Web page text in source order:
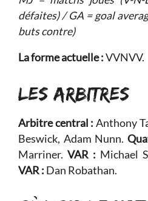
défaites) / GA = goal
buts contre)
La forme actuelle :VVNVV.
LES ARBITRES
Arbitre central : Anthony
Beswick, Adam Nunn.
Marriner. VAR : Michael
VAR : Dan Robathan.